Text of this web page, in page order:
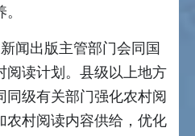
闻出版主管部门会同国
阅读计划。县级以上地方
同级有关部门强化农村阅
农村阅读内容供给，优化